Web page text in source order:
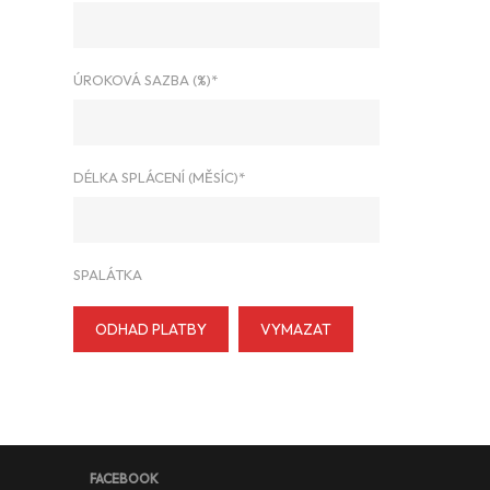
ÚROKOVÁ SAZBA (%)*
DÉLKA SPLÁCENÍ (MĚSÍC)*
SPALÁTKA
ODHAD PLATBY VYMAZAT
FACEBOOK